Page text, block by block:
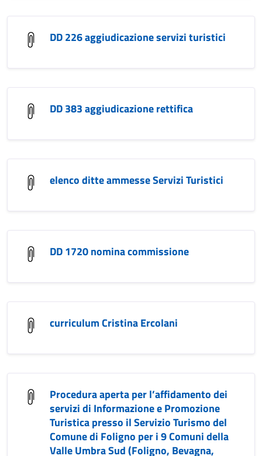
DD 226 aggiudicazione servizi turistici
DD 383 aggiudicazione rettifica
elenco ditte ammesse Servizi Turistici
DD 1720 nomina commissione
curriculum Cristina Ercolani
Procedura aperta per l’affidamento dei
servizi di Informazione e Promozione
Turistica presso il Servizio Turismo del
Comune di Foligno per i 9 Comuni della
Valle Umbra Sud (Foligno, Bevagna,